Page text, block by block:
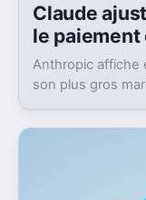
Claude
le paiement
Anthropic affiche
son plus gros
abonnements.